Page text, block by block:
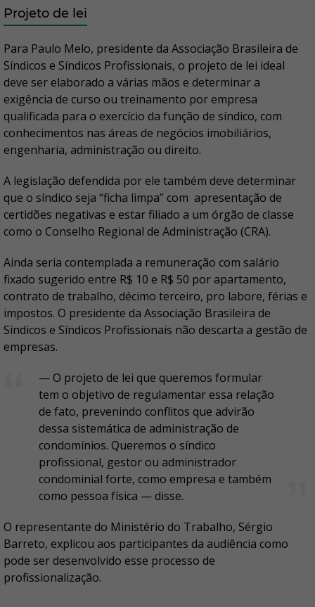
Projeto de lei
Para Paulo Melo, presidente da Associação Brasileira de
Síndicos e Síndicos Profissionais, o projeto de lei ideal
deve ser elaborado a várias mãos e determinar a
exigência de curso ou treinamento por empresa
qualificada para o exercício da função de síndico, com
conhecimentos nas áreas de negócios imobiliários,
engenharia, administração ou direito.
A legislação defendida por ele também deve determinar
que o síndico seja “ficha limpa” com apresentação de
certidões negativas e estar filiado a um órgão de classe
como o Conselho Regional de Administração (CRA).
Ainda seria contemplada a remuneração com salário
fixado sugerido entre R$ 10 e R$ 50 por apartamento,
contrato de trabalho, décimo terceiro, pro labore, férias e
impostos. O presidente da Associação Brasileira de
Síndicos e Síndicos Profissionais não descarta a gestão de
empresas.
— O projeto de lei que queremos formular
tem o objetivo de regulamentar essa relação
de fato, prevenindo conflitos que advirão
dessa sistemática de administração de
condomínios. Queremos o síndico
profissional, gestor ou administrador
condominial forte, como empresa e também
como pessoa física — disse.
O representante do Ministério do Trabalho, Sérgio
Barreto, explicou aos participantes da audiência como
pode ser desenvolvido esse processo de
profissionalização.